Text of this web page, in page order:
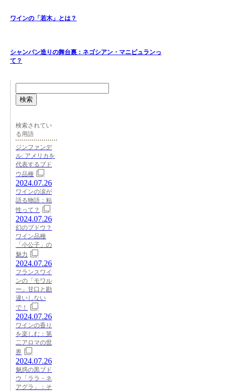
ワインの「若木」とは？
シャンパン造りの舞台裏：ネゴシアン・マニピュランっ
て？
検索
検索されてい
る用語
ジンファンデ
ル: アメリカを
代表するブド
ウ品種
2024.07.26
ワインの涙が
語る物語：粘
性って？
2024.07.26
幻のブドウ？
ワイン品種
「小公子」の
魅力
2024.07.26
フランスワイ
ンの「モワル
ー」甘口と勘
違いしない
で！
2024.07.26
ワインの香り
を楽しむ：第
二アロマの世
界
2024.07.26
魅惑の黒ブド
ウ「ララ・ネ
アグラ」：そ